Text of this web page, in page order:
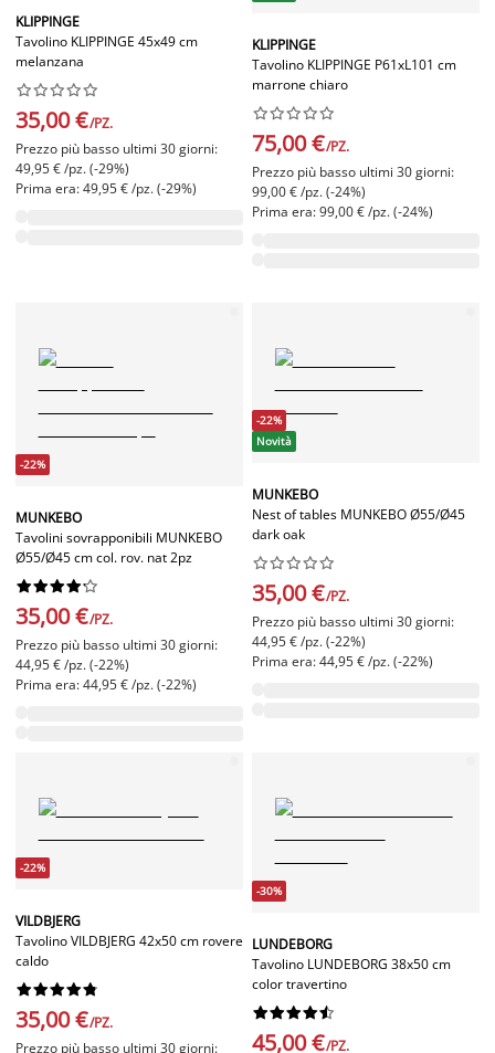
KLIPPINGE
Tavolino KLIPPINGE 45x49 cm
melanzana






35,00 €/PZ.
Prezzo più basso ultimi 30 giorni:
49,95 € /pz. (-29%)
Prima era: 49,95 € /pz. (-29%)
KLIPPINGE
Tavolino KLIPPINGE P61xL101 cm
marrone chiaro






75,00 €/PZ.
Prezzo più basso ultimi 30 giorni:
99,00 € /pz. (-24%)
Prima era: 99,00 € /pz. (-24%)
-22%
MUNKEBO
Tavolini sovrapponibili MUNKEBO
Ø55/Ø45 cm col. rov. nat 2pz






35,00 €/PZ.
Prezzo più basso ultimi 30 giorni:
44,95 € /pz. (-22%)
Prima era: 44,95 € /pz. (-22%)
-22%
Novità
MUNKEBO
Nest of tables MUNKEBO Ø55/Ø45
dark oak






35,00 €/PZ.
Prezzo più basso ultimi 30 giorni:
44,95 € /pz. (-22%)
Prima era: 44,95 € /pz. (-22%)
-22%
VILDBJERG
Tavolino VILDBJERG 42x50 cm rovere
caldo






35,00 €/PZ.
Prezzo più basso ultimi 30 giorni:
-30%
LUNDEBORG
Tavolino LUNDEBORG 38x50 cm
color travertino






45,00 €/PZ.